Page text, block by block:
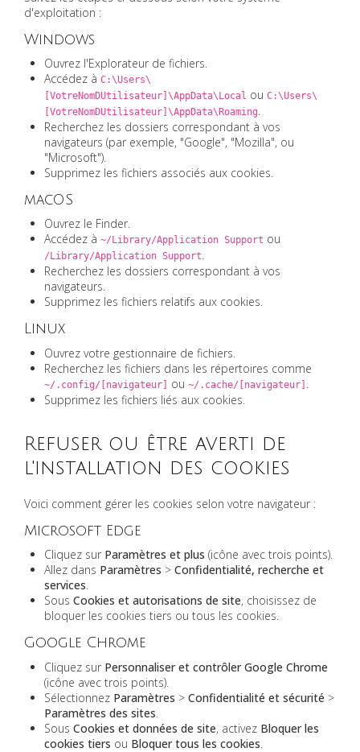
d'exploitation :
Windows
Ouvrez l'Explorateur de fichiers.
Accédez àC:\Users\
[VotreNomDUtilisateur]\AppData\Local ouC:\Users\
[VotreNomDUtilisateur]\AppData\Roaming.
Recherchez les dossiers correspondant à vos
navigateurs (par exemple, "Google", "Mozilla", ou
"Microsoft").
Supprimez les fichiers associés aux cookies.
macOS
Ouvrez le Finder.
Accédez à~/Library/Application Support ou
/Library/Application Support.
Recherchez les dossiers correspondant à vos
navigateurs.
Supprimez les fichiers relatifs aux cookies.
Linux
Ouvrez votre gestionnaire de fichiers.
Recherchez les fichiers dans les répertoires comme
~/.config/[navigateur] ou~/.cache/[navigateur]
Supprimez les fichiers liés aux cookies.
Refuser ou être averti de
l'installation des cookies
Voici comment gérer les cookies selon votre navigateur :
Microsoft Edge
Cliquez sur Paramètres et plus (icône avec trois points).
Allez dans Paramètres >Confidentialité, recherche et
services.
SousCookies et autorisations de site, choisissez de
bloquer les cookies tiers ou tous les cookies.
Google Chrome
Cliquez sur Personnaliser et contrôler Google Chrome
(icône avec trois points).
Sélectionnez Paramètres >Confidentialité et sécurité >
Paramètres des sites
SousCookies et données de site, activez Bloquer les
cookies tiers ou Bloquer tous les cookies